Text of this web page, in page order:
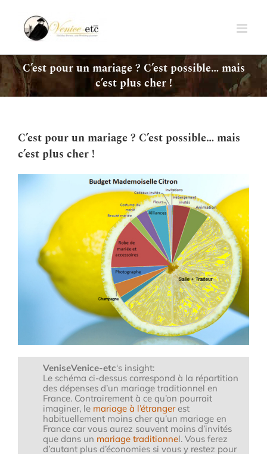
contenu
C’est pour un mariage ? C’est possible… mais
c’est plus cher !
C’est pour un mariage ? C’est possible… mais
c’est plus cher !
VeniseVenice-etc‘s insight:
Le schéma ci-dessus correspond à la répartition
des dépenses d’un mariage traditionnel en
France. Contrairement à ce qu’on pourrait
imaginer, le mariage à l’étrangerest
habituellement moins cher qu’un mariage en
France car vous aurez souvent moins d’invités
que dans un mariage traditionnel. Vous ferez
d’autant plus d’économies si vous y restez pour